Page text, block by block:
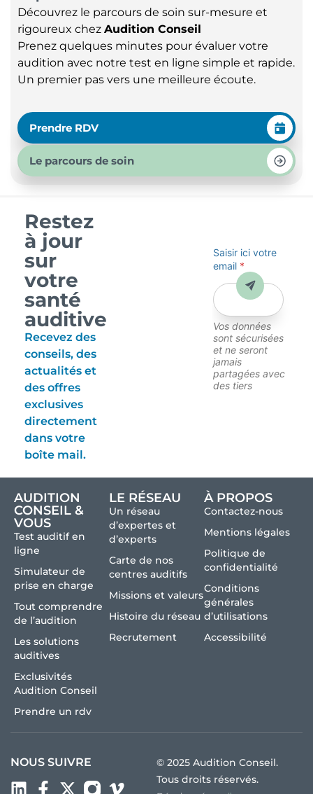
Découvrez le parcours de soin sur-mesure et
rigoureux chez Audition Conseil
Prenez quelques minutes pour évaluer votre
audition avec notre test en ligne simple et rapide.
Un premier pas vers une meilleure écoute.
Prendre RDV
Le parcours de soin
Restez
à jour
sur
votre
santé
auditive
Recevez des
conseils, des
actualités et
des offres
exclusives
directement
dans votre
boîte mail.
Saisir ici votre
email *
Vos données
sont sécurisées
et ne seront
jamais
partagées avec
des tiers
Envoyer
AUDITION
CONSEIL &
VOUS
Test auditif en
ligne
Simulateur de
prise en charge
Tout comprendre
de l’audition
Les solutions
auditives
Exclusivités
Audition Conseil
Prendre un rdv
LE RÉSEAU
Un réseau
d’expertes et
d’experts
Carte de nos
centres auditifs
Missions et valeurs
Histoire du réseau
Recrutement
À PROPOS
Contactez-nous
Mentions légales
Politique de
confidentialité
Conditions
générales
d’utilisations
Accessibilité
NOUS SUIVRE
© 2025 Audition Conseil.
Tous droits réservés.